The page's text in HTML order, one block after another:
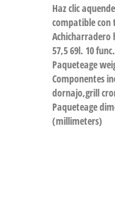
Haz clic
compatible con
Achicharradero
57,5 69l. 10
Paqueteage
Componentes
dornajo,grill
Paqueteage
(millimeters)